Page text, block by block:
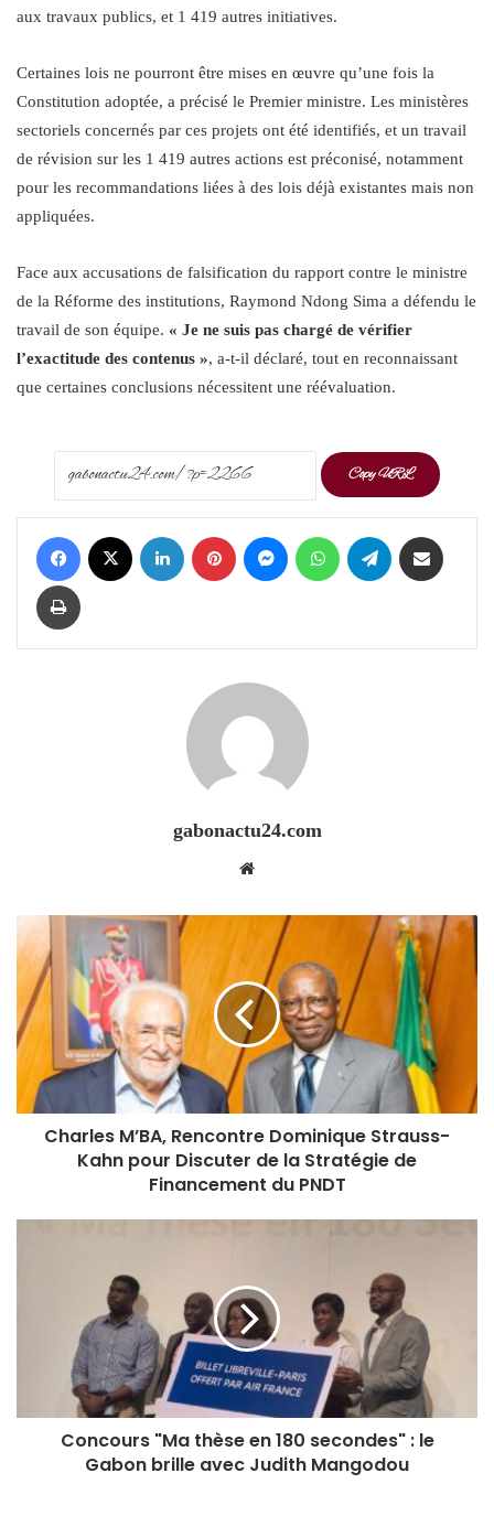
aux travaux publics, et 1 419 autres initiatives.
Certaines lois ne pourront être mises en œuvre qu’une fois la
Constitution adoptée, a précisé le Premier ministre. Les ministères
sectoriels concernés par ces projets ont été identifiés, et un travail
de révision sur les 1 419 autres actions est préconisé, notamment
pour les recommandations liées à des lois déjà existantes mais non
appliquées.
Face aux accusations de falsification du rapport contre le ministre
de la Réforme des institutions, Raymond Ndong Sima a défendu le
travail de son équipe. « Je ne suis pas chargé de vérifier
l’exactitude des contenus », a-t-il déclaré, tout en reconnaissant
que certaines conclusions nécessitent une réévaluation.
Copy URL
Facebook LinkedIn Pinterest Messenger WhatsApp Telegram
Print
gabonactu24.com
Charles M’BA, Rencontre Dominique Strauss-
Kahn pour Discuter de la Stratégie de
Financement du PNDT
Concours "Ma thèse en 180 secondes" : le
Gabon brille avec Judith Mangodou